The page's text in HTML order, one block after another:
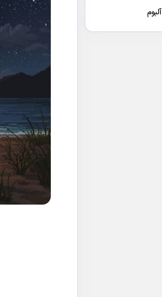
آلبوم